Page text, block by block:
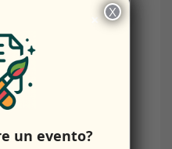
×
un evento?
X